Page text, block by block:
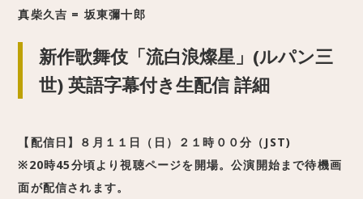
真柴久吉 = 坂東彌十郎
新作歌舞伎「流白浪燦星 」(ルパン三
世) 英語字幕付き生配信 詳細
【配信日】
８月１１日（日）２１時００分（JST)
※20時45分頃より視聴ページを開場。公演開始まで待機画
面が配信されます。